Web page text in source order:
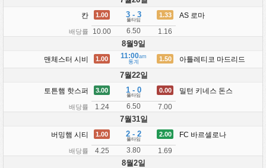
칸
배당률
1.00
10.00
3 - 3
풀타임
6.50
1.33
1.16
AS 로마
8월9일
맨체스터 시비 1.00 11:00am
통계
1.50 아틀레티코 마드리드
7월22일
토튼햄 핫스퍼
배당률
3.00
1.24
1 - 0
풀타임
6.50
0.00
7.00
밀턴 키네스 돈스
7월31일
버밍햄 시티
배당률
1.00
4.25
2 - 2
풀타임
3.80
2.00
1.69
FC 바르셀로나
8월2일